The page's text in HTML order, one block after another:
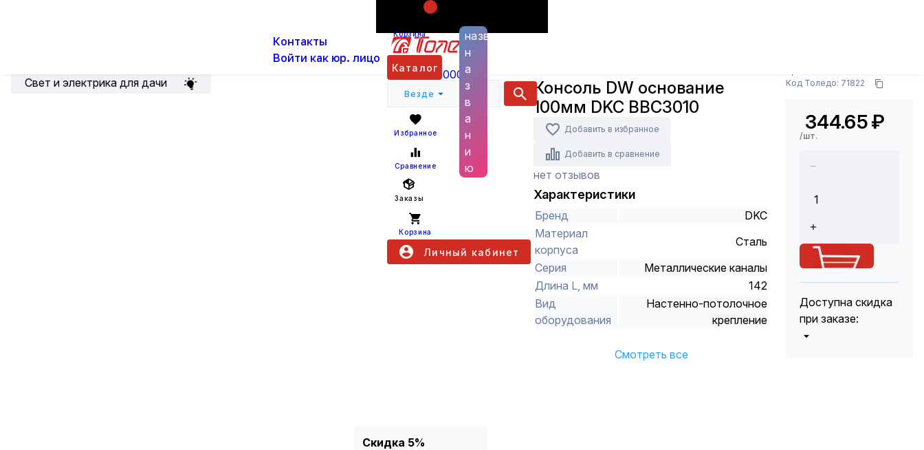
Контакты
Войти как юр. лицо
Корзина
+7 (800) 6000 600
Каталог
Везде
названию
н
а
з
в
а
н
и
ю
Избранное
Сравнение
Заказы
Корзина
Личный кабинет
Свет и электрика для дачи
Каталог Кабеленесущие системы и аксессуары
изделия
Консоль DW основание 100мм DKC BBC3010
Консоль DW основание
100мм DKC BBC3010
Добавить в избранное
Добавить в сравнение
нет отзывов
Характеристики
Бренд
DKC
Материал
корпуса
Сталь
Серия
Металлические каналы
Длина L, мм
142
Вид
оборудования
Настенно-потолочное
крепление
Смотреть все
Код Толедо: 71822
344.65₽
/шт.
Доступна скидка
при заказе:
Скидка 5%